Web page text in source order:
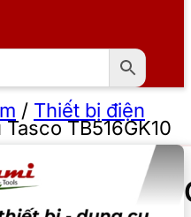
/ Thiết bị điện
TB516GK10